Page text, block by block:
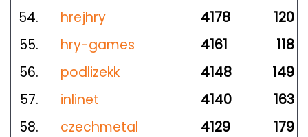
54.
hrejhry 4178
120
55.
hry-games 4161
118
56.
podlizekk 4148
149
57.
inlinet 4140
163
58.
czechmetal 4129
179